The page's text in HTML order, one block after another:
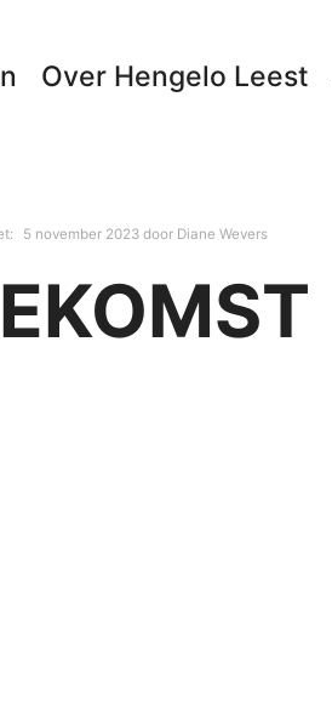
Over Hengelo Leest
5 november 2023 door Diane Wevers